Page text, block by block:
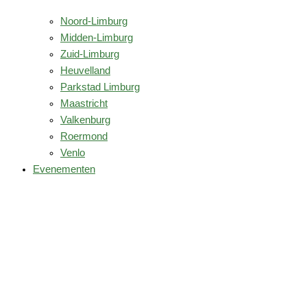
Noord-Limburg
Midden-Limburg
Zuid-Limburg
Heuvelland
Parkstad Limburg
Maastricht
Valkenburg
Roermond
Venlo
Evenementen